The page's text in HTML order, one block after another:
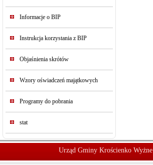
Informacje o BIP
Instrukcja korzystania z BIP
Objaśnienia skrótów
Wzory oświadczeń majątkowych
Programy do pobrania
stat
Urząd Gminy Krościenko Wyżne